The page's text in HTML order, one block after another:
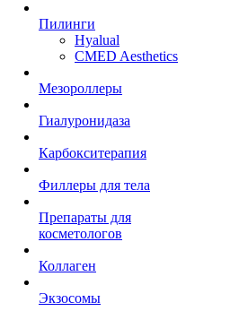
Пилинги
Hyalual
CMED Aesthetics
Мезороллеры
Гиалуронидаза
Карбокситерапия
Филлеры для тела
Препараты для
косметологов
Коллаген
Экзосомы